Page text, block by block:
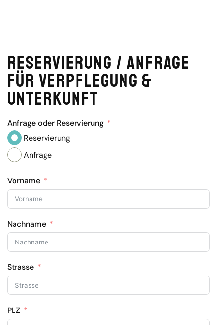
Reservierung / Anfrage
für Verpflegung &
Unterkunft
Anfrage oder Reservierung
Reservierung
Anfrage
Vorname
Nachname
Strasse
PLZ